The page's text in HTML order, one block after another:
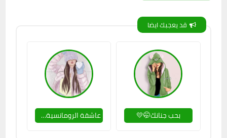
قد يعجبك ايضا
بحب جنانك🤭💛 عاشقة الرومانسية😍💛